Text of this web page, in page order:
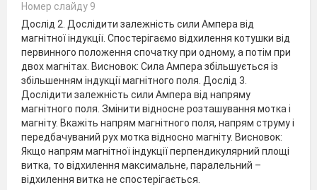
Номер слайду 9
Дослід 2. Дослідити залежність сили Ампера від
магнітної індукції. Спостерігаємо відхилення котушки від
первинного положення спочатку при одному, а потім при
двох магнітах. Висновок: Сила Ампера збільшується із
збільшенням індукції магнітного поля. Дослід 3.
Дослідити залежність сили Ампера від напряму
магнітного поля. Змінити відносне розташування мотка і
магніту. Вкажіть напрям магнітного поля, напрям струму і
передбачуваний рух мотка відносно магніту. Висновок:
Якщо напрям магнітної індукції перпендикулярний площі
витка, то відхилення максимальне, паралельний –
відхилення витка не спостерігається.